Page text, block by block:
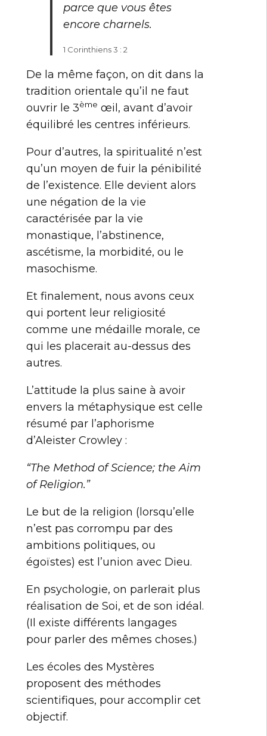
parce que vous êtes
encore charnels.
1 Corinthiens 3 : 2
De la même façon, on dit dans la
tradition orientale qu’il ne faut
ouvrir le 3ème œil, avant d’avoir
équilibré les centres inférieurs.
Pour d’autres, la spiritualité n’est
qu’un moyen de fuir la pénibilité
de l’existence. Elle devient alors
une négation de la vie
caractérisée par la vie
monastique, l’abstinence,
ascétisme, la morbidité, ou le
masochisme.
Et finalement, nous avons ceux
qui portent leur religiosité
comme une médaille morale, ce
qui les placerait au-dessus des
autres.
L’attitude la plus saine à avoir
envers la métaphysique est celle
résumé par l’aphorisme
d’Aleister Crowley :
“The Method of Science; the Aim
of Religion.”
Le but de la religion (lorsqu’elle
n’est pas corrompu par des
ambitions politiques, ou
égoïstes) est l’union avec Dieu.
En psychologie, on parlerait plus
réalisation de Soi, et de son idéal.
(Il existe différents langages
pour parler des mêmes choses.)
Les écoles des Mystères
proposent des méthodes
scientifiques, pour accomplir cet
objectif.